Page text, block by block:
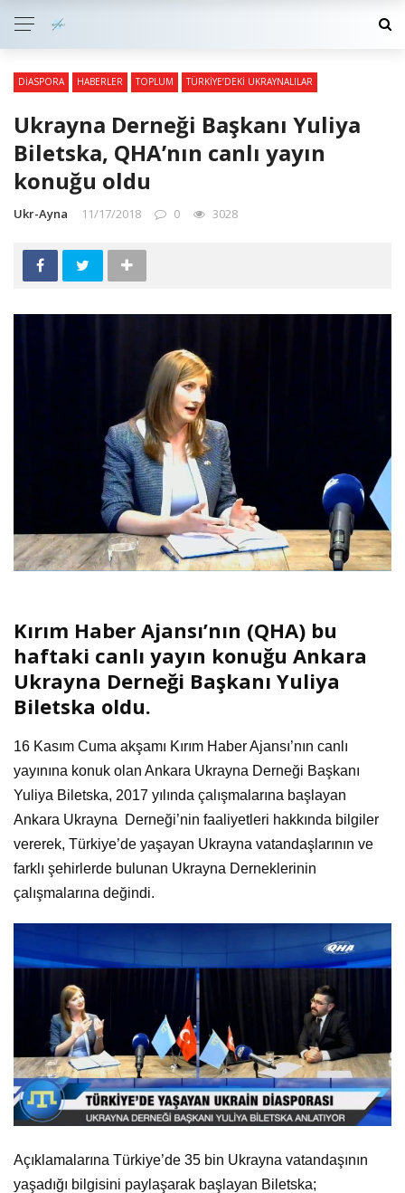
DIASPORA HABERLER TOPLUM TÜRKIYE’DEKI UKRAYNALILAR
Ukrayna Derneği Başkanı Yuliya
Biletska, QHA’nın canlı yayın
konuğu oldu
Ukr-Ayna 11/17/2018 0 3028
Kırım Haber Ajansı’nın (QHA) bu
haftaki canlı yayın konuğu Ankara
Ukrayna Derneği Başkanı Yuliya
Biletska oldu.
16 Kasım Cuma akşamı Kırım Haber Ajansı’nın canlı
yayınına konuk olan Ankara Ukrayna Derneği Başkanı
Yuliya Biletska, 2017 yılında çalışmalarına başlayan
Ankara Ukrayna Derneği’nin faaliyetleri hakkında bilgiler
vererek, Türkiye’de yaşayan Ukrayna vatandaşlarının ve
farklı şehirlerde bulunan Ukrayna Derneklerinin
çalışmalarına değindi.
Açıklamalarına Türkiye’de 35 bin Ukrayna vatandaşının
yaşadığı bilgisini paylaşarak başlayan Biletska;